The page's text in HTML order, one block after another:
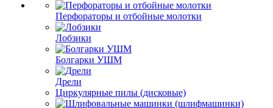
Перфораторы и отбойные молотки
Лобзики
Болгарки УШМ
Дрели
Циркулярные пилы (дисковые)